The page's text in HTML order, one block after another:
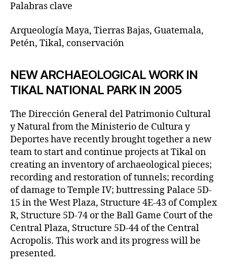
Palabras clave
Arqueología Maya, Tierras Bajas, Guatemala,
Petén, Tikal, conservación
NEW ARCHAEOLOGICAL WORK IN
TIKAL NATIONAL PARK IN 2005
The Dirección General del Patrimonio Cultural
y Natural from the Ministerio de Cultura y
Deportes have recently brought together a new
team to start and continue projects at Tikal on
creating an inventory of archaeological pieces;
recording and restoration of tunnels; recording
of damage to Temple IV; buttressing Palace 5D-
15 in the West Plaza, Structure 4E-43 of Complex
R, Structure 5D-74 or the Ball Game Court of the
Central Plaza, Structure 5D-44 of the Central
Acropolis. This work and its progress will be
presented.